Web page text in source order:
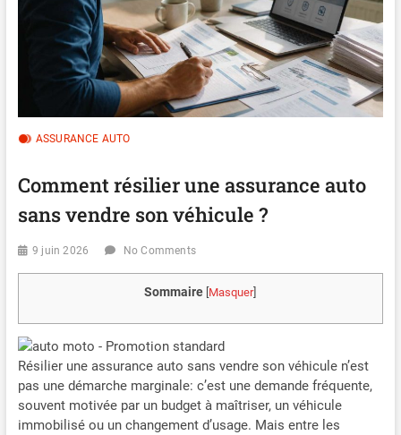
ASSURANCE AUTO
Comment résilier une assurance auto
sans vendre son véhicule ?
9 juin 2026 No Comments
Sommaire Masquer]
Résilier une assurance auto sans vendre son véhicule n’est
pas une démarche marginale: c’est une demande fréquente,
souvent motivée par un budget à maîtriser, un véhicule
immobilisé ou un changement d’usage. Mais entre les